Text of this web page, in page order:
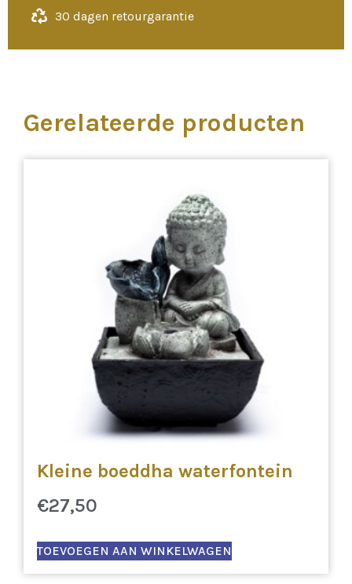
30 dagen retourgarantie
Gerelateerde producten
Kleine boeddha waterfontein
€27,50
TOEVOEGEN AAN WINKELWAGEN